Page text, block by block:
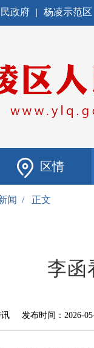
政府 | 杨凌示范区
区情
闻 / 正文
李函
发布时间：2026-